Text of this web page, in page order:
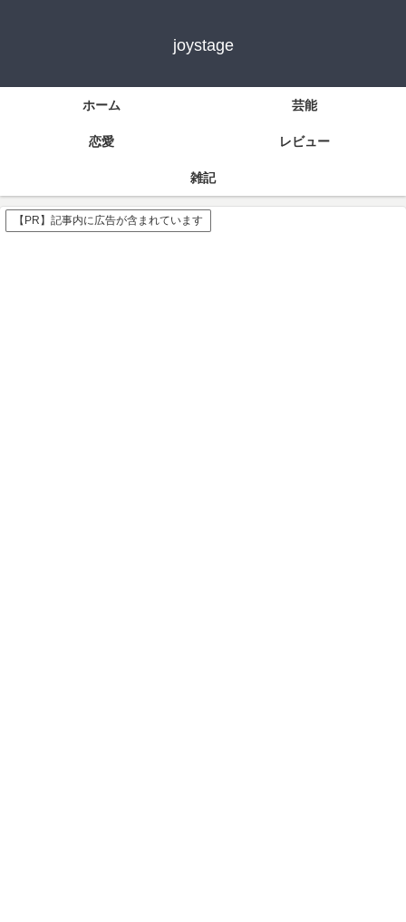
joystage
ホーム 芸能
恋愛 レビュー
雑記
【PR】記事内に広告が含まれています